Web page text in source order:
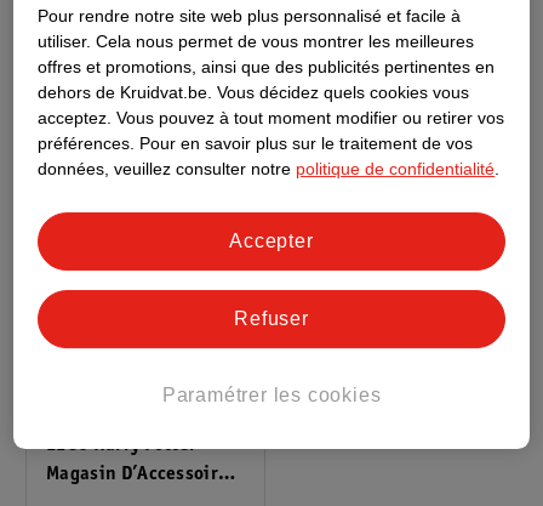
LEGO Harry Potter La
Ford Anglia Ensorcelée
76470
LEGO Harry Potter Le
Chaudron : Le Cours De
Potions Caché 76464
LEGO Harry Potter
Magasin D’Accessoires
Pour rendre notre site web plus personnalisé et facile à
utiliser. Cela nous permet de vous montrer les meilleures
offres et promotions, ainsi que des publicités pertinentes en
dehors de Kruidvat.be. Vous décidez quels cookies vous
acceptez. Vous pouvez à tout moment modifier ou retirer vos
préférences. Pour en savoir plus sur le traitement de vos
données, veuillez consulter notre politique de confidentialité
Paramétrer les cookies
Refuser
Accepter